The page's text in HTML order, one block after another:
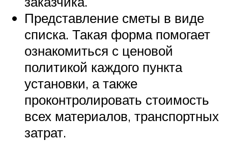
Представление сметы в виде
списка. Такая форма помогает
ознакомиться с ценовой
политикой каждого пункта
установки, а также
проконтролировать стоимость
всех материалов, транспортных
затрат.